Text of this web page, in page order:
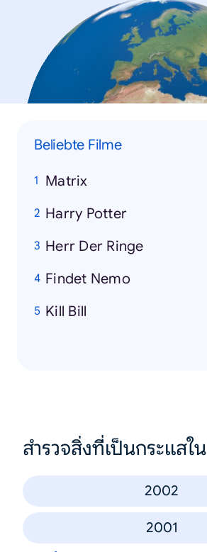
Beliebte Filme
Matrix
Harry Potter
Herr Der Ringe
Findet Nemo
Kill Bill
สำรวจสิ่งที่เป็นกระแสใน
2002
2001